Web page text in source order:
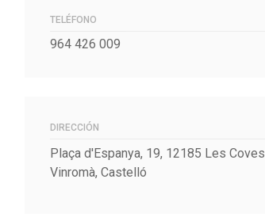
TELÉFONO
964 426 009
DIRECCIÓN
Plaça d'Espanya, 19, 12185 Les
Vinromà, Castelló